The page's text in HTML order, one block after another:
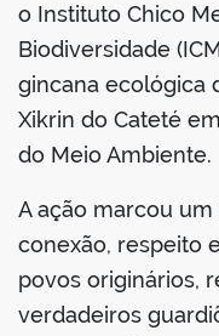
o Instituto Chico
Biodiversidade
gincana ecológica
Xikrin do Cateté
do Meio Ambiente.
A ação marcou
conexão, respeito
povos originários,
verdadeiros